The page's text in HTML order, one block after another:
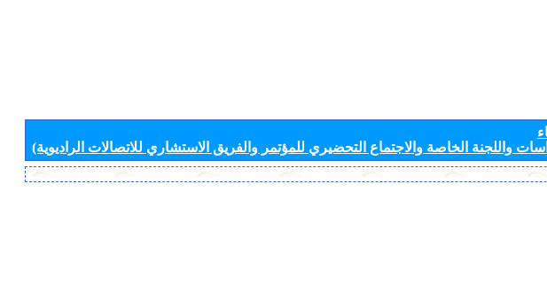
واللجنة الخاصة والاجتماع التحضيري للمؤتمر والفريق الاستشاري للاتصالات الراديوية)